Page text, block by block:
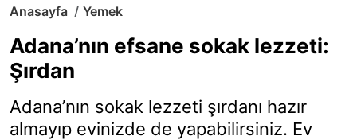
Anasayfa Yemek
Adana’nın efsane sokak lezzeti:
Şırdan
Adana’nın sokak lezzeti şırdanı hazır
almayıp evinizde de yapabilirsiniz. Ev